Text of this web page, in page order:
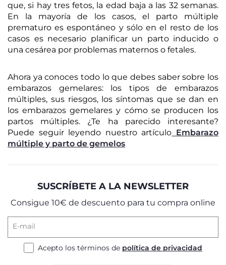
que, si hay tres fetos, la edad baja a las 32 semanas.
En la mayoría de los casos, el parto múltiple
prematuro es espontáneo y sólo en el resto de los
casos es necesario planificar un parto inducido o
una cesárea por problemas maternos o fetales.
Ahora ya conoces todo lo que debes saber sobre los
embarazos gemelares: los tipos de embarazos
múltiples, sus riesgos, los síntomas que se dan en
los embarazos gemelares y cómo se producen los
partos múltiples. ¿Te ha parecido interesante?
Puede seguir leyendo nuestro artículo Embarazo
múltiple y parto de gemelos
SUSCRÍBETE A LA NEWSLETTER
Consigue 10€ de descuento para tu compra online
E-mail
Acepto los términos de política de privacidad